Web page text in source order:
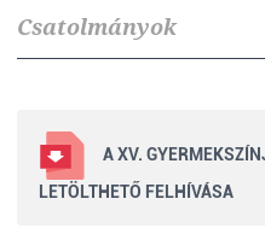
Csatolmányok
A XV.
LETÖLTHETŐ FELHÍVÁSA